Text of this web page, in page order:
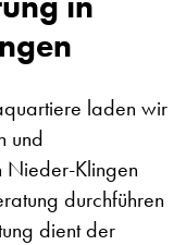
laden wir
und
Nieder-Klingen
durchführen
dient der